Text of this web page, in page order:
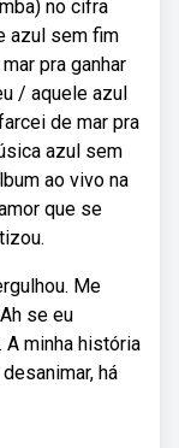
no cifra
azul sem fim
pra ganhar
/ aquele azul
de mar pra
azul sem
ao vivo na
que se
Me
se eu
minha história
há